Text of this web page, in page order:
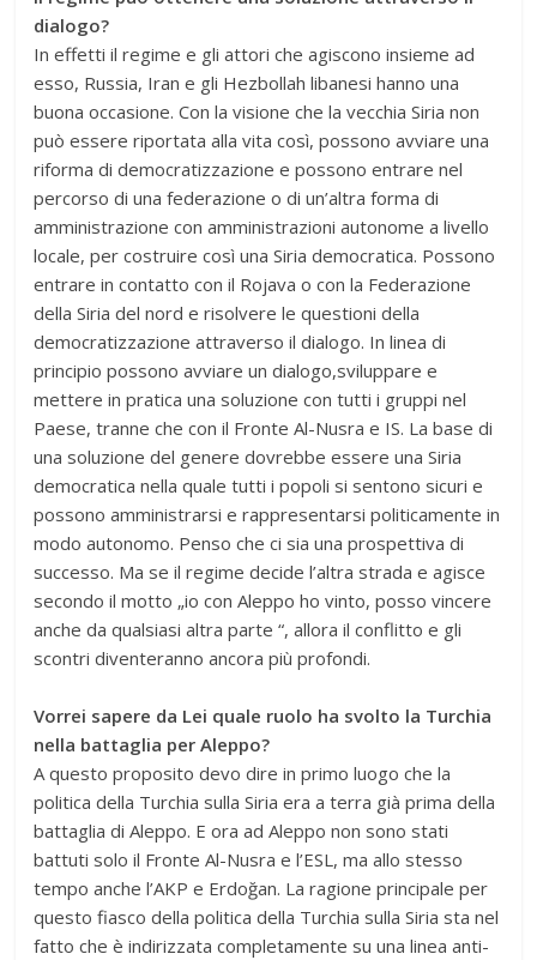
dialogo?
In effetti il regime e gli attori che agiscono insieme ad
esso, Russia, Iran e gli Hezbollah libanesi hanno una
buona occasione. Con la visione che la vecchia Siria non
può essere riportata alla vita così, possono avviare una
riforma di democratizzazione e possono entrare nel
percorso di una federazione o di un’altra forma di
amministrazione con amministrazioni autonome a livello
locale, per costruire così una Siria democratica. Possono
entrare in contatto con il Rojava o con la Federazione
della Siria del nord e risolvere le questioni della
democratizzazione attraverso il dialogo. In linea di
principio possono avviare un dialogo,sviluppare e
mettere in pratica una soluzione con tutti i gruppi nel
Paese, tranne che con il Fronte Al-Nusra e IS. La base di
una soluzione del genere dovrebbe essere una Siria
democratica nella quale tutti i popoli si sentono sicuri e
possono amministrarsi e rappresentarsi politicamente in
modo autonomo. Penso che ci sia una prospettiva di
successo. Ma se il regime decide l’altra strada e agisce
secondo il motto „io con Aleppo ho vinto, posso vincere
anche da qualsiasi altra parte “, allora il conflitto e gli
scontri diventeranno ancora più profondi.
Vorrei sapere da Lei quale ruolo ha svolto la Turchia
nella battaglia per Aleppo?
A questo proposito devo dire in primo luogo che la
politica della Turchia sulla Siria era a terra già prima della
battaglia di Aleppo. E ora ad Aleppo non sono stati
battuti solo il Fronte Al-Nusra e l’ESL, ma allo stesso
tempo anche l’AKP e Erdoğan. La ragione principale per
questo fiasco della politica della Turchia sulla Siria sta nel
fatto che è indirizzata completamente su una linea anti-